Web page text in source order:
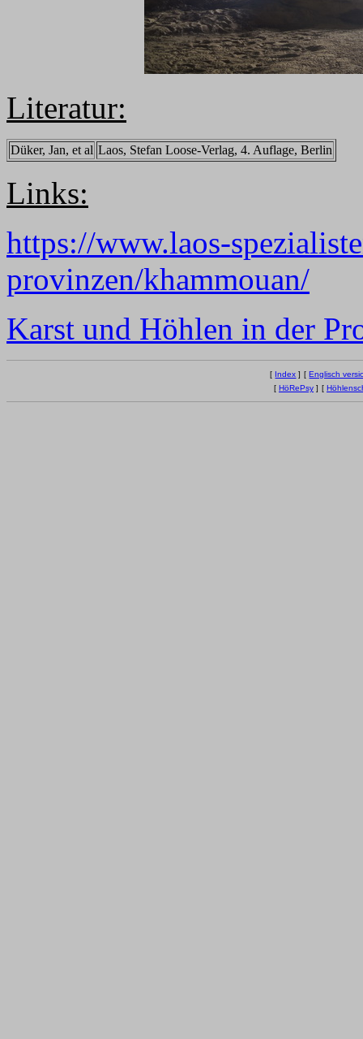
Literatur:
Düker, Jan, et al Laos, Stefan Loose-Verlag, 4. Auflage, Berlin
Links:
https://www.laos-
provinzen/khammouan/
Karst und Höhlen in der
[ Index ] [Englisch
[ HöRePsy ] [